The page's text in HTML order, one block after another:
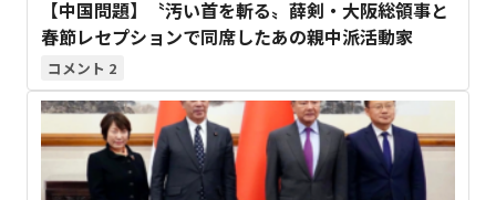
【中国問題】〝汚い首を斬る〟薛剣・大阪総領事と
春節レセプションで同席したあの親中派活動家
2